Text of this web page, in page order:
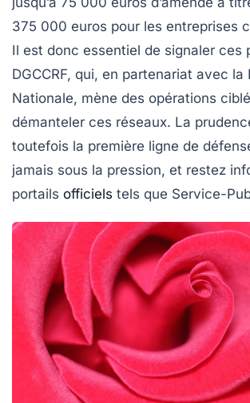
375 000 euros pour les entreprises
Il est donc essentiel de signaler ces
DGCCRF, qui, en partenariat avec la
Nationale, mène des opérations
démanteler ces réseaux. La
toutefois la première ligne de
jamais sous la pression, et restez
portails officiels tels que Service-